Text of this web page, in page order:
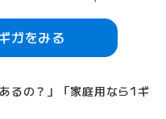
ガをみる
るの？」「家庭用なら1ギ